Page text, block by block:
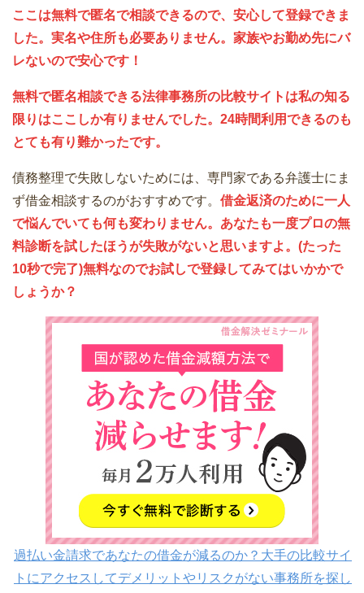
ここは無料で匿名で相談できるので、安心して登録できま
した。実名や住所も必要ありません。家族やお勤め先にバ
レないので安心です！
無料で匿名相談できる法律事務所の比較サイトは私の知る
限りはここしか有りませんでした。24時間利用できるのも
とても有り難かったです。
債務整理で失敗しないためには、専門家である弁護士にま
ず借金相談するのがおすすめです。 借金返済のために一人
で悩んでいても何も変わりません。あなたも一度プロの無
料診断を試したほうが失敗がないと思いますよ。(たった
10秒で完了)無料なのでお試しで登録してみてはいかかで
しょうか？
過払い金請求であなたの借金が減るのか？大手の比較サイ
トにアクセスしてデメリットやリスクがない事務所を探し